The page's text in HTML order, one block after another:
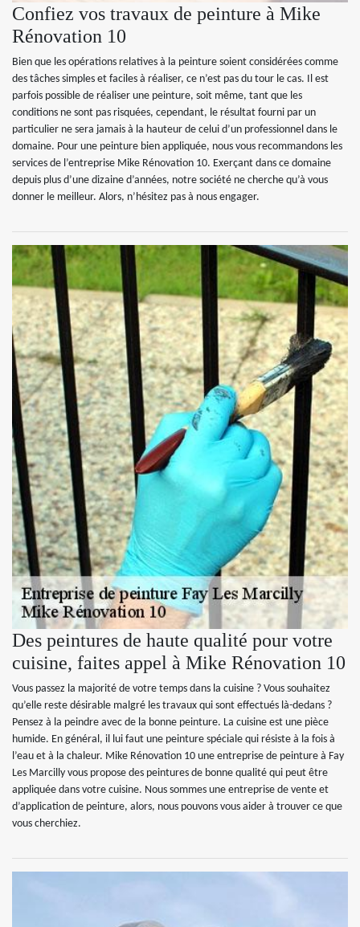
Confiez vos travaux de peinture à Mike
Rénovation 10
Bien que les opérations relatives à la peinture soient considérées comme
des tâches simples et faciles à réaliser, ce n’est pas du tour le cas. Il est
parfois possible de réaliser une peinture, soit même, tant que les
conditions ne sont pas risquées, cependant, le résultat fourni par un
particulier ne sera jamais à la hauteur de celui d’un professionnel dans le
domaine. Pour une peinture bien appliquée, nous vous recommandons les
services de l’entreprise Mike Rénovation 10. Exerçant dans ce domaine
depuis plus d’une dizaine d’années, notre société ne cherche qu’à vous
donner le meilleur. Alors, n’hésitez pas à nous engager.
Des peintures de haute qualité pour votre
cuisine, faites appel à Mike Rénovation 10
Vous passez la majorité de votre temps dans la cuisine ? Vous souhaitez
qu’elle reste désirable malgré les travaux qui sont effectués là-dedans ?
Pensez à la peindre avec de la bonne peinture. La cuisine est une pièce
humide. En général, il lui faut une peinture spéciale qui résiste à la fois à
l’eau et à la chaleur. Mike Rénovation 10 une entreprise de peinture à Fay
Les Marcilly vous propose des peintures de bonne qualité qui peut être
appliquée dans votre cuisine. Nous sommes une entreprise de vente et
d’application de peinture, alors, nous pouvons vous aider à trouver ce que
vous cherchiez.